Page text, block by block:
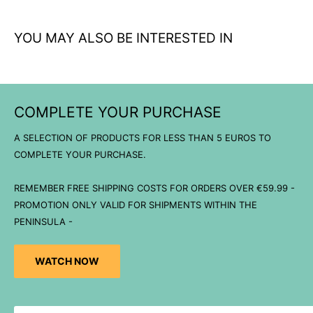
YOU MAY ALSO BE INTERESTED IN
COMPLETE YOUR PURCHASE
A SELECTION OF PRODUCTS FOR LESS THAN 5 EUROS TO
COMPLETE YOUR PURCHASE.
REMEMBER FREE SHIPPING COSTS FOR ORDERS OVER €59.99 -
PROMOTION ONLY VALID FOR SHIPMENTS WITHIN THE
PENINSULA -
WATCH NOW